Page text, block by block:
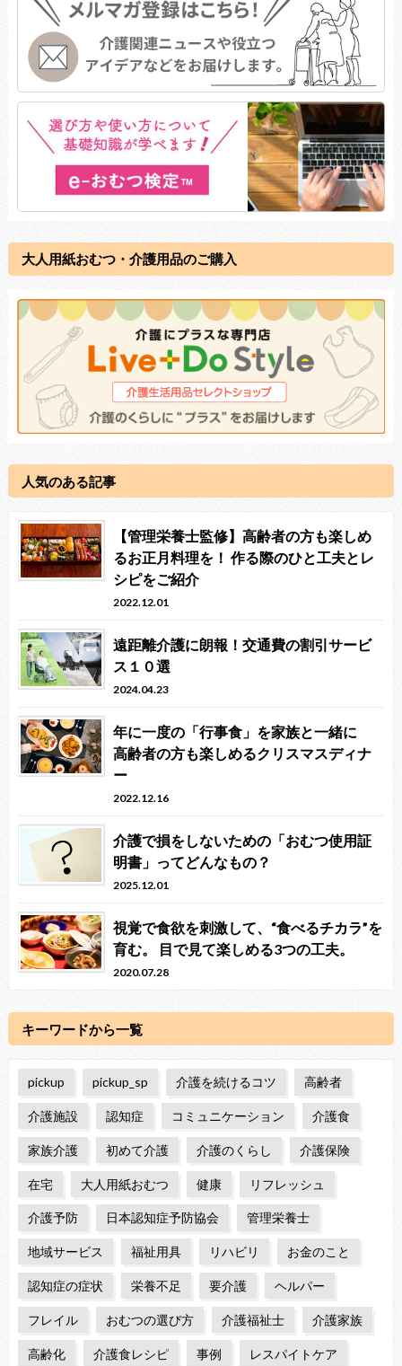
大人用紙おむつ・介護用品のご購入
人気のある記事
【管理栄養士監修】高齢者の方も楽しめ
るお正月料理を！ 作る際のひと工夫とレ
シピをご紹介
2022.12.01
遠距離介護に朗報！交通費の割引サービ
ス１０選
2024.04.23
年に一度の「行事食」を家族と一緒に
高齢者の方も楽しめるクリスマスディナ
ー
2022.12.16
介護で損をしないための「おむつ使用証
明書」ってどんなもの？
2025.12.01
視覚で食欲を刺激して、“食べるチカラ”を
育む。 目で見て楽しめる3つの工夫。
2020.07.28
キーワードから一覧
pickup pickup_sp 介護を続けるコツ 高齢者
介護施設 認知症 コミュニケーション 介護食
家族介護 初めて介護 介護のくらし 介護保険
在宅 大人用紙おむつ 健康 リフレッシュ
介護予防 日本認知症予防協会 管理栄養士
地域サービス 福祉用具 リハビリ お金のこと
認知症の症状 栄養不足 要介護 ヘルパー
フレイル おむつの選び方 介護福祉士 介護家族
高齢化 介護食レシピ 事例 レスパイトケア